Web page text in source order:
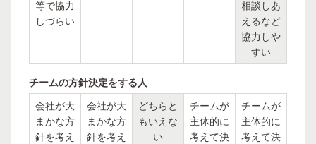
等で協力
しづらい
相談しあ
えるなど
協力しや
すい
チームの方針決定をする人
会社が大
まかな方
針を考え
会社が大
まかな方
針を考え
どちらと
もいえな
い
チームが
主体的に
考えて決
チームが
主体的に
考えて決